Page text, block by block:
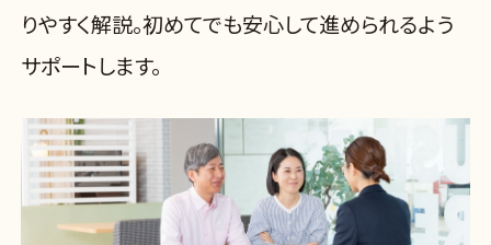
りやすく解説。初めてでも安心して進められるよう
サポートします。